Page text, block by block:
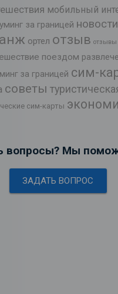
мобильный
за границей новости
ортел отзыв отзывы
поездом
за границей сим-
советы
сим-карты
вопросы? Мы
ЗАДАТЬ ВОПРОС